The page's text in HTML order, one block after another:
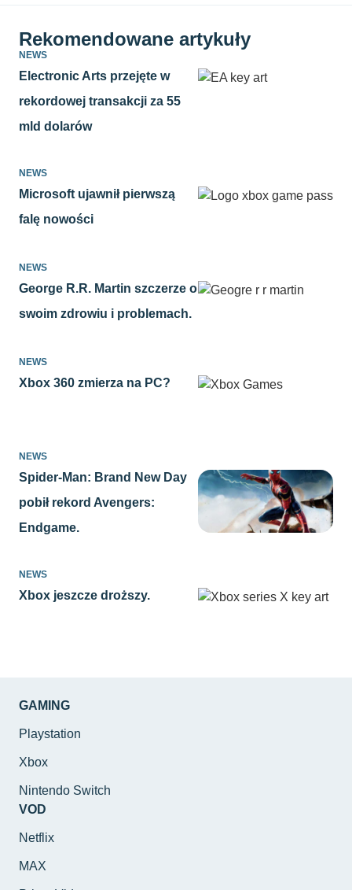
Rekomendowane artykuły
NEWS
Electronic Arts przejęte w
rekordowej transakcji za 55
mld dolarów
NEWS
Microsoft ujawnił pierwszą
falę nowości
NEWS
George R.R. Martin szczerze o
swoim zdrowiu i problemach.
NEWS
Xbox 360 zmierza na PC?
NEWS
Spider-Man: Brand New Day
pobił rekord Avengers:
Endgame.
NEWS
Xbox jeszcze droższy.
GAMING
Playstation
Xbox
Nintendo Switch
VOD
Netflix
MAX